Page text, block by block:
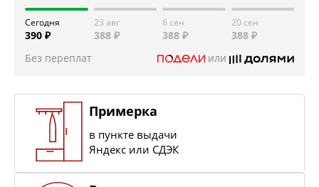
Сегодня
390 ₽
23 авг
388 ₽
6 сен
388 ₽
20 сен
388 ₽
Без переплат
или
Примерка
в пункте выдачи
Яндекс или СДЭК